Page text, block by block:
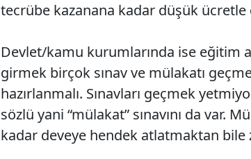
tecrübe kazanana kadar düşük ücretle
Devlet/kamu kurumlarında ise eğitim
girmek birçok sınav ve mülakatı
hazırlanmalı. Sınavları geçmek
sözlü yani “mülakat” sınavını da var.
kadar deveye hendek atlatmaktan bile